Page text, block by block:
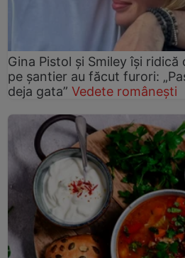
Gina Pistol și Smiley își
pe șantier au făcut furori:
deja gata” Vedete românești